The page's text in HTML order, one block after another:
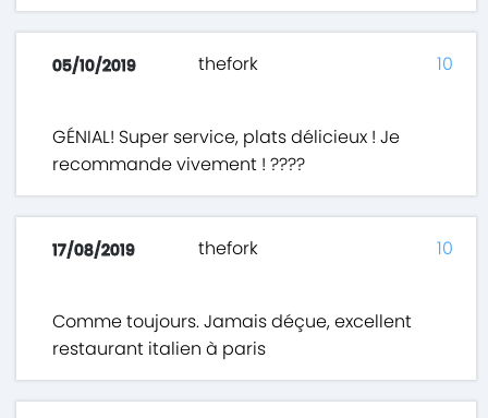
05/10/2019 thefork
GÉNIAL! Super service, plats délicieux ! Je
recommande vivement ! ????
10
17/08/2019 thefork
Comme toujours. Jamais déçue, excellent
restaurant italien à paris
10